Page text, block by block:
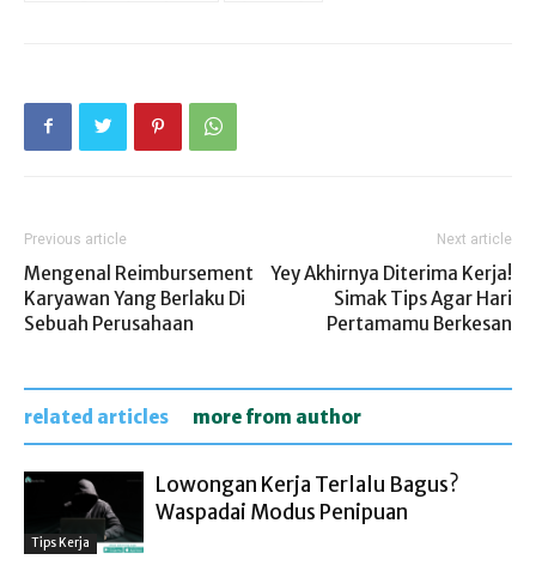
Previous article
Mengenal Reimbursement
Karyawan Yang Berlaku Di
Sebuah Perusahaan
Next article
Yey Akhirnya Diterima Kerja!
Simak Tips Agar Hari
Pertamamu Berkesan
related articles more from author
Tips Kerja
Lowongan Kerja Terlalu Bagus?
Waspadai Modus Penipuan